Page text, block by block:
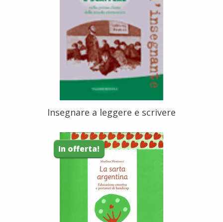
Insegnare a leggere e scrivere
In offerta!